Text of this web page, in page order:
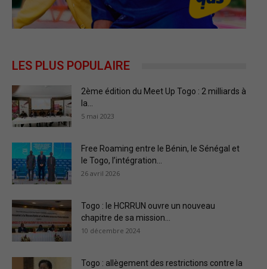
LES PLUS POPULAIRE
2ème édition du Meet Up Togo : 2 milliards à
la...
5 mai 2023
Free Roaming entre le Bénin, le Sénégal et
le Togo, l’intégration...
26 avril 2026
Togo : le HCRRUN ouvre un nouveau
chapitre de sa mission...
10 décembre 2024
Togo : allègement des restrictions contre la